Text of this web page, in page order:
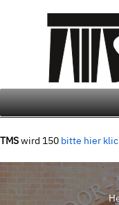
TMSwird 150 bitte hier